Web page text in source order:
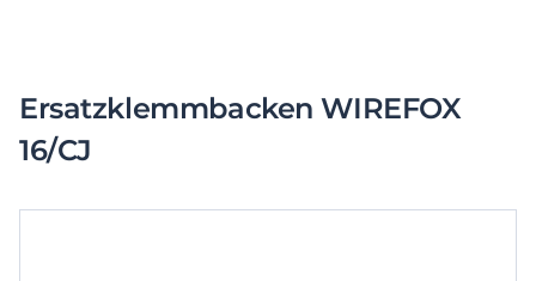
Ersatzklemmbacken WIREFOX
16/CJ